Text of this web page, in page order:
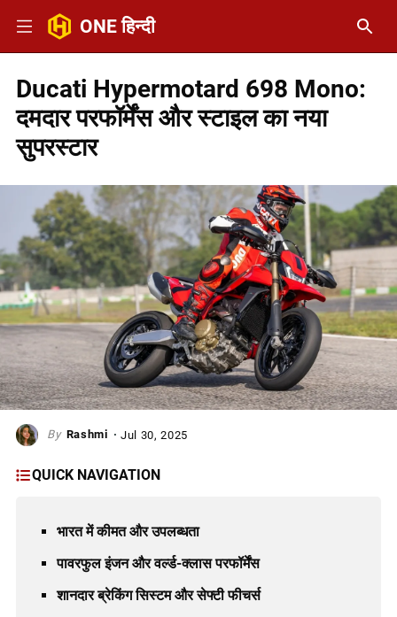
ONE हिन्दी
Ducati Hypermotard 698 Mono:
दमदार परफॉर्मेंस और स्टाइल का नया
सुपरस्टार
Rashmi Jul 30, 2025
QUICK NAVIGATION
भारत में कीमत और उपलब्धता
पावरफुल इंजन और वर्ल्ड-क्लास परफॉर्मेंस
शानदार ब्रेकिंग सिस्टम और सेफ्टी फीचर्स